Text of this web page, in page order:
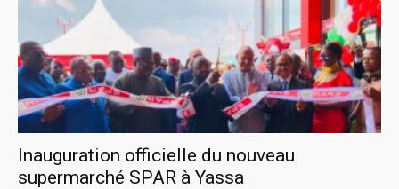
Inauguration officielle du nouveau
supermarché SPAR à Yassa